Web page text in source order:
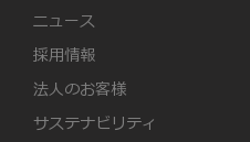
ニュース
採用情報
法人のお客様
サステナビリティ